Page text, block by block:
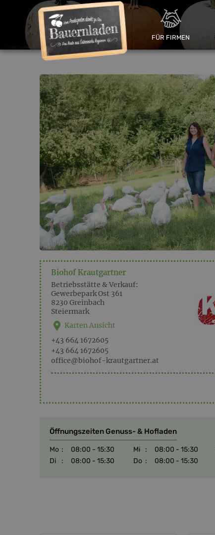
FÜR FIRMEN
Biohof Krautgartner
Betriebsstätte & Verkauf:
Gewerbepark Ost 361
8230 Greinbach
Steiermark
Karten Ansicht
+43 664 1672605
+43 664 1672605
office@biohof-krautgartner.at
Öffnungszeiten Genuss- & Hofladen
Mo :
08:00 - 15:30
Di
: 08:00 - 15:30
Mi :
08:00 - 15:30
Do : 08:00 - 15:30